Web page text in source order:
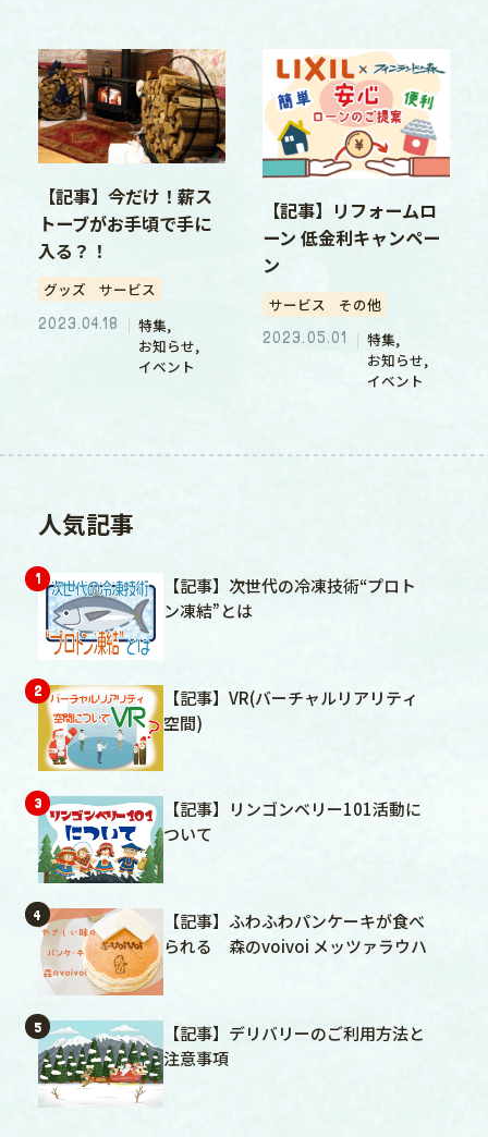
2023.04.18
特集
お知らせ
イベント
【記事】今だけ！薪ス
トーブがお手頃で手に
入る？！
グッズ サービス
2023.05.01
特集
お知らせ
イベント
【記事】リフォームロ
ーン 低金利キャンペー
ン
サービス その他
人気記事
【記事】次世代の冷凍技術“プロト
ン凍結”とは
【記事】VR(バーチャルリアリティ
空間)
【記事】リンゴンベリー101活動に
ついて
【記事】ふわふわパンケーキが食べ
られる 森のvoivoi メッツァラウハ
【記事】デリバリーのご利用方法と
注意事項